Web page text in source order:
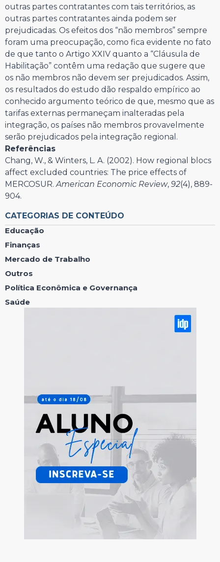
outras partes contratantes com tais territórios, as
outras partes contratantes ainda podem ser
prejudicadas. Os efeitos dos “não membros” sempre
foram uma preocupação, como fica evidente no fato
de que tanto o Artigo XXIV quanto a “Cláusula de
Habilitação” contêm uma redação que sugere que
os não membros não devem ser prejudicados. Assim,
os resultados do estudo dão respaldo empírico ao
conhecido argumento teórico de que, mesmo que as
tarifas externas permaneçam inalteradas pela
integração, os países não membros provavelmente
serão prejudicados pela integração regional.
Referências
Chang, W., & Winters, L. A. (2002). How regional blocs
affect excluded countries: The price effects of
MERCOSUR. American Economic Review, 92(4), 889-
904.
CATEGORIAS DE CONTEÚDO
Educação
Finanças
Mercado de Trabalho
Outros
Política Econômica e Governança
Saúde